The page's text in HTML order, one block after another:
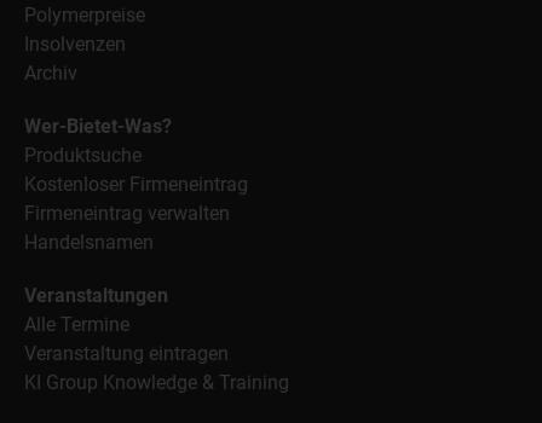
Polymerpreise
Insolvenzen
Archiv
Wer-Bietet-Was?
Produktsuche
Kostenloser Firmeneintrag
Firmeneintrag verwalten
Handelsnamen
Veranstaltungen
Alle Termine
Veranstaltung eintragen
KI Group Knowledge & Training